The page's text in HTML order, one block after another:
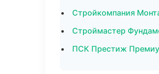
Стройкомпания
Строймастер
ПСК Престиж